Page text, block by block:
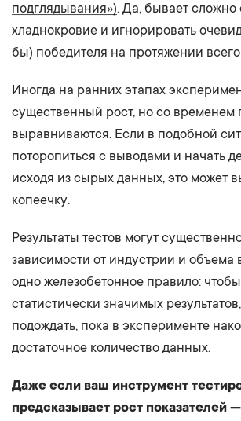
подглядывания»). Да, бывает сложно
хладнокровие и игнорировать
бы) победителя на протяжении
Иногда на ранних этапах
существенный рост, но со временем
выравниваются. Если в подобной
поторопиться с выводами и начать
исходя из сырых данных, это может
копеечку.
Результаты тестов могут
зависимости от индустрии и объема
одно железобетонное правило:
статистически значимых
подождать, пока в эксперименте
достаточное количество данных.
Даже если ваш инструмент
предсказывает рост показателей